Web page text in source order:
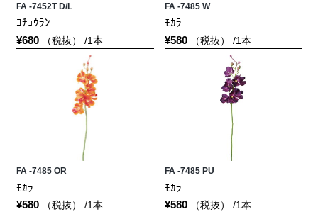
FA -7452T D/L
ｺﾁｮｳﾗﾝ
¥680（税抜） /1本
FA -7485 W
ﾓｶﾗ
¥580（税抜） /1本
FA -7485 OR
ﾓｶﾗ
¥580（税抜） /1本
FA -7485 PU
ﾓｶﾗ
¥580（税抜） /1本